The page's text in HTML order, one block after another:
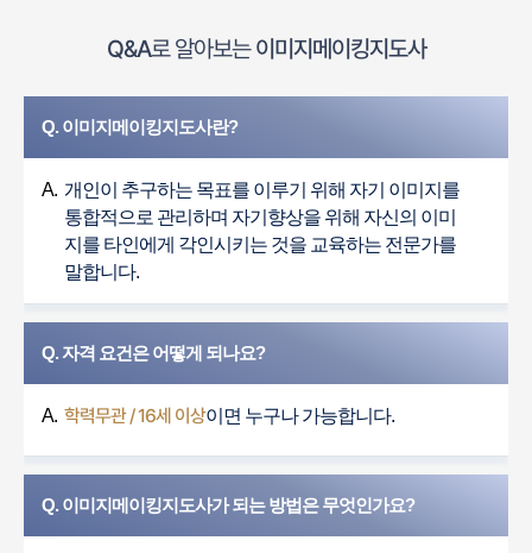
Q&A로 알아보는이미지메이킹지도사
Q. 이미지메이킹지도사란?
A. 개인이 추구하는 목표를 이루기 위해 자기 이미지를
통합적으로 관리하며 자기향상을 위해 자신의 이미
지를 타인에게 각인시키는 것을 교육하는 전문가를
말합니다.
Q. 자격 요건은 어떻게 되나요?
A. 학력무관 / 16세 이상이면 누구나 가능합니다.
Q. 이미지메이킹지도사가 되는 방법은 무엇인가요?